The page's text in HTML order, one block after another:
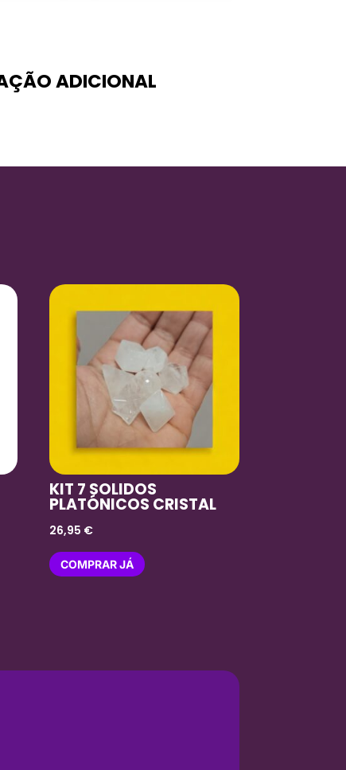
ADICIONAL
KIT 7 SOLIDOS
PLATÓNICOS CRISTAL
26,95 €
COMPRAR JÁ